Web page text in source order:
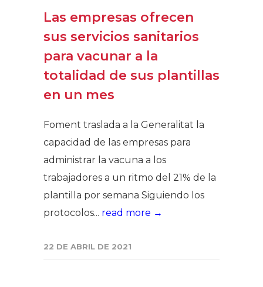
Las empresas ofrecen
sus servicios sanitarios
para vacunar a la
totalidad de sus plantillas
en un mes
Foment traslada a la Generalitat la
capacidad de las empresas para
administrar la vacuna a los
trabajadores a un ritmo del 21% de la
plantilla por semana Siguiendo los
protocolos... read more →
22 DE ABRIL DE 2021